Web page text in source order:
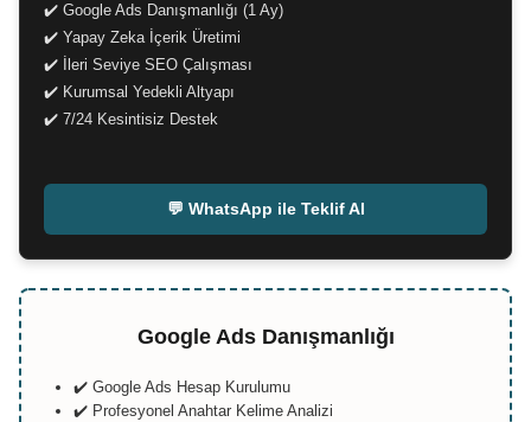
✔️ Google Ads Danışmanlığı (1 Ay)
✔️ Yapay Zeka İçerik Üretimi
✔️ İleri Seviye SEO Çalışması
✔️ Kurumsal Yedekli Altyapı
✔️ 7/24 Kesintisiz Destek
💬 WhatsApp ile Teklif Al
Google Ads Danışmanlığı
✔️ Google Ads Hesap Kurulumu
✔️ Profesyonel Anahtar Kelime Analizi